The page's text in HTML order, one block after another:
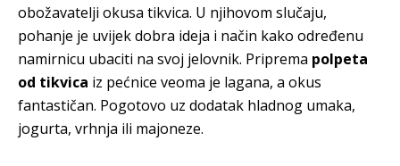
obožavatelji okusa tikvica. U njihovom slučaju,
pohanje je uvijek dobra ideja i način kako određenu
namirnicu ubaciti na svoj jelovnik. Priprema polpeta
od tikvica iz pećnice veoma je lagana, a okus
fantastičan. Pogotovo uz dodatak hladnog umaka,
jogurta, vrhnja ili majoneze.